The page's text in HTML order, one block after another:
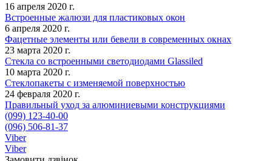
16 апреля 2020 г.
Встроенные жалюзи для пластиковых окон
6 апреля 2020 г.
Фацетные элементы или бевели в современных окнах
23 марта 2020 г.
Стекла со встроенными светодиодами Glassiled
10 марта 2020 г.
Стеклопакеты с изменяемой поверхностью
24 февраля 2020 г.
Правильный уход за алюминиевыми конструкциями
(099) 123-40-00
(096) 506-81-37
Viber
Viber